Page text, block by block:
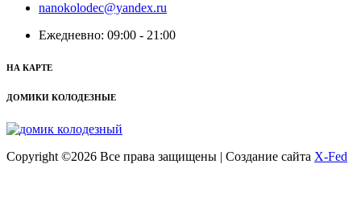
nanokolodec@yandex.ru
Ежедневно: 09:00 - 21:00
НА КАРТЕ
ДОМИКИ КОЛОДЕЗНЫЕ
Copyright ©2026 Все права защищены | Создание сайта X-Fed